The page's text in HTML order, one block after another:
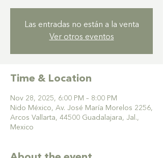
Las entradas no están a la venta
Ver otros eventos
Time & Location
Nov 28, 2025, 6:00 PM – 8:00 PM
Nido México, Av. José María Morelos 2256,
Arcos Vallarta, 44500 Guadalajara, Jal.,
Mexico